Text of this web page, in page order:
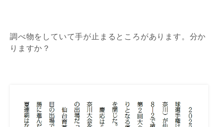
調べ物をしていて手が止まるところがあります。分か
りますか？